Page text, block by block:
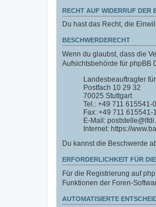
RECHT AUF WIDERRUF DER
Du hast das Recht, die
BESCHWERDERECHT
Wenn du glaubst, dass die
Aufsichtsbehörde für phpBB
Landesbeauftragter
Postfach 10 29 32
70025 Stuttgart
Tel.: +49 711 615541-0
Fax: +49 711 615541-
E-Mail:
Internet: https://
Du kannst die Beschwerde
ERFORDERLICHKEIT FÜR
Für die Registrierung auf
Funktionen der Foren-
AUTOMATISIERTE